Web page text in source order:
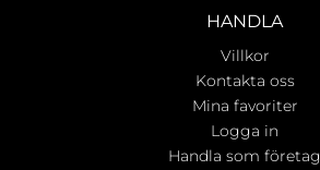
HANDLA
Villkor
Kontakta oss
Mina favoriter
Logga in
Handla som företag